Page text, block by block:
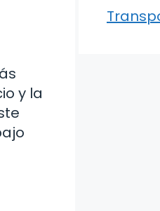
y la